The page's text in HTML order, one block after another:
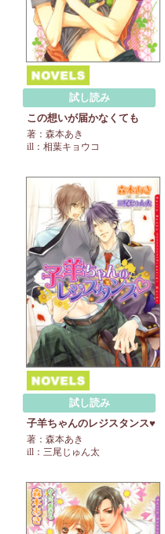
試し読み
この想いが届かなくても
著：森本あき
ill：相葉キョウコ
試し読み
子羊ちゃんのレジスタンス♥
著：森本あき
ill：三尾じゅん太